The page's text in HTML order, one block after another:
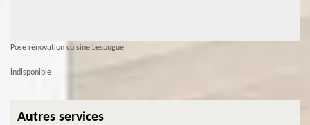
Pose rénovation cuisine Lespugue
indisponible
Autres services